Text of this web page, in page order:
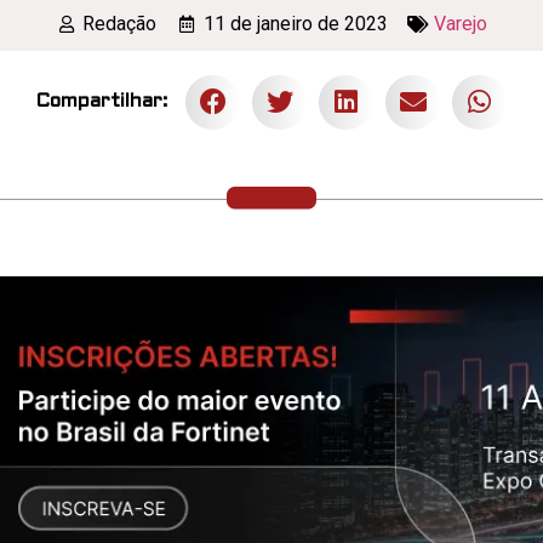
Redação 11 de janeiro de 2023 Varejo
Compartilhar: